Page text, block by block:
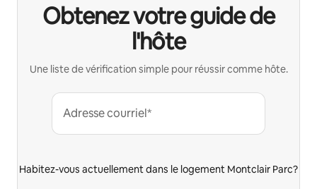
Obtenez votre guide de
l'hôte
Une liste de vérification simple pour réussir comme hôte.
Adresse courriel*
Habitez-vous actuellement dans le logement Montclair Parc?